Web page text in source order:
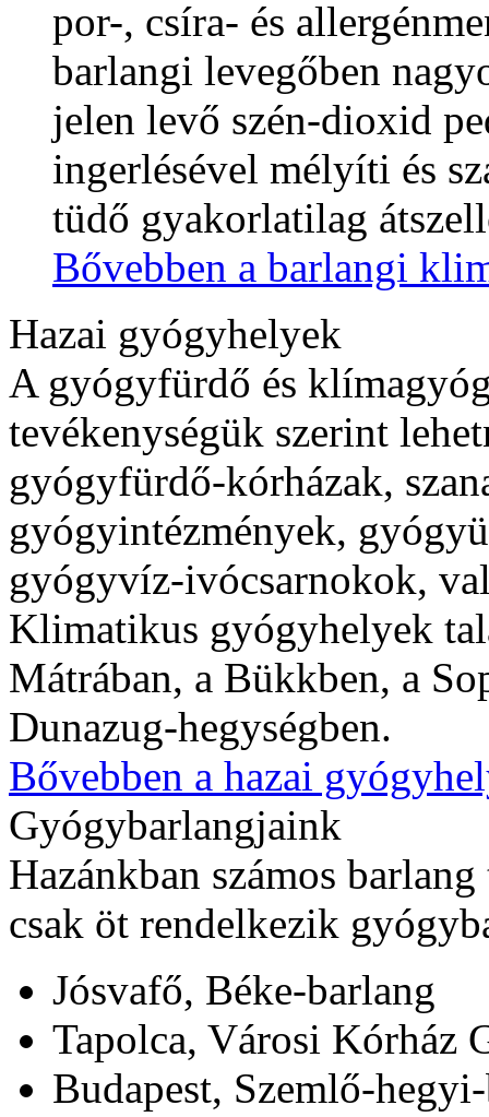
por-, csíra- és
barlangi levegőben
jelen levő szén-dioxid
ingerlésével mélyíti és
tüdő gyakorlatilag
Bővebben a barlangi
Hazai gyógyhelyek
A gyógyfürdő és
tevékenységük szerint
gyógyfürdő-kórházak,
gyógyintézmények,
gyógyvíz-ivócsarnokok,
Klimatikus gyógyhelyek
Mátrában, a Bükkben, a
Dunazug-hegységben.
Bővebben a hazai
Gyógybarlangjaink
Hazánkban számos
csak öt rendelkezik
Jósvafő, Béke-barlang
Tapolca, Városi Kórház
Budapest, Szemlő-